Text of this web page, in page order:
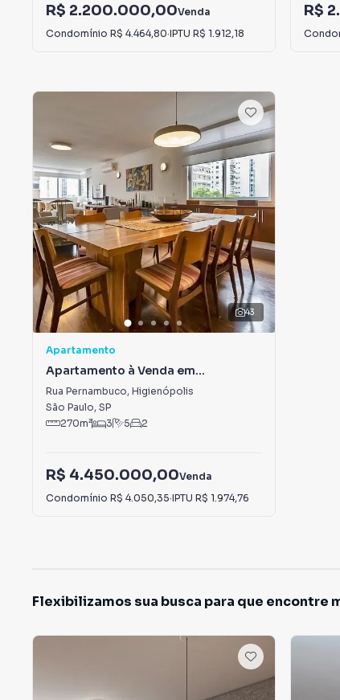
R$ 2.200.000,00Venda
Condomínio R$ 4.464,80·IPTU R$ 1.912,18
R$
43
Apartamento
Apartamento à Venda em
Higienópolis
Rua Pernambuco, Higienópolis
São Paulo, SP
270m² 3 5 2
R$ 4.450.000,00Venda
Condomínio R$ 4.050,35·IPTU R$ 1.974,76
Flexibilizamos sua busca para que encontre